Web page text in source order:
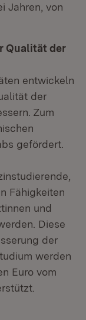
Jahren, von
Qualität der
entwickeln
der
Zum
gefördert.
Fähigkeiten
und
Diese
der
werden
Euro vom